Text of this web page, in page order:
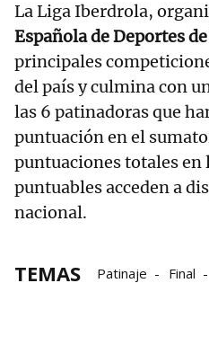
La Liga Iberdrola,
Española de Deportes
principales
del país y culmina con
las 6 patinadoras que
puntuación en el
puntuaciones totales en
puntuables acceden a
nacional.
TEMAS Patinaje Final